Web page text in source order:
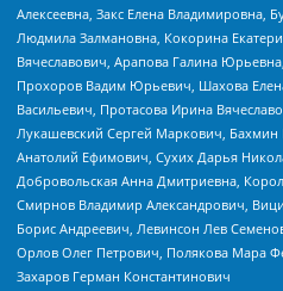
Алексеевна, Закс Елена Владимировна,
Людмила Залмановна, Кокорина
Вячеславович, Арапова Галина
Прохоров Вадим Юрьевич, Шахова
Васильевич, Протасова Ирина
Лукашевский Сергей Маркович,
Анатолий Ефимович, Сухих Дарья
Добровольская Анна Дмитриевна,
Смирнов Владимир Александрович,
Борис Андреевич, Левинсон Лев
Орлов Олег Петрович, Полякова Мара
Захаров Герман Константинович